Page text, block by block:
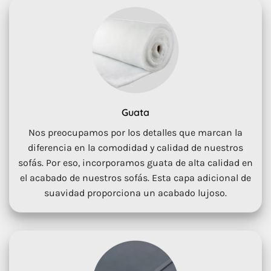
Guata
Nos preocupamos por los detalles que marcan la
diferencia en la comodidad y calidad de nuestros
sofás. Por eso, incorporamos guata de alta calidad en
el acabado de nuestros sofás. Esta capa adicional de
suavidad proporciona un acabado lujoso.